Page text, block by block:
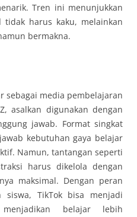
Tren ini menunjukkan
harus kaku, melainkan
bermakna.
sebagai media pembelajaran
asalkan digunakan dengan
jawab. Format singkat
kebutuhan gaya belajar
Namun, tantangan seperti
harus dikelola dengan
maksimal. Dengan peran
TikTok bisa menjadi
belajar lebih